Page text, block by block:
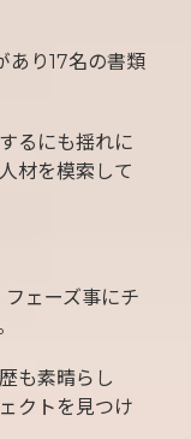
あり17名の書類
るにも揺れに
材を模索して
ェーズ事にチ
も素晴らし
クトを見つけ